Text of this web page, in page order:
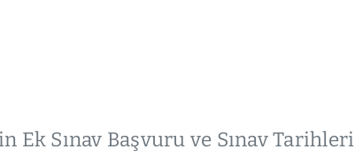
Sınav Başvuru ve Sınav Tarihleri